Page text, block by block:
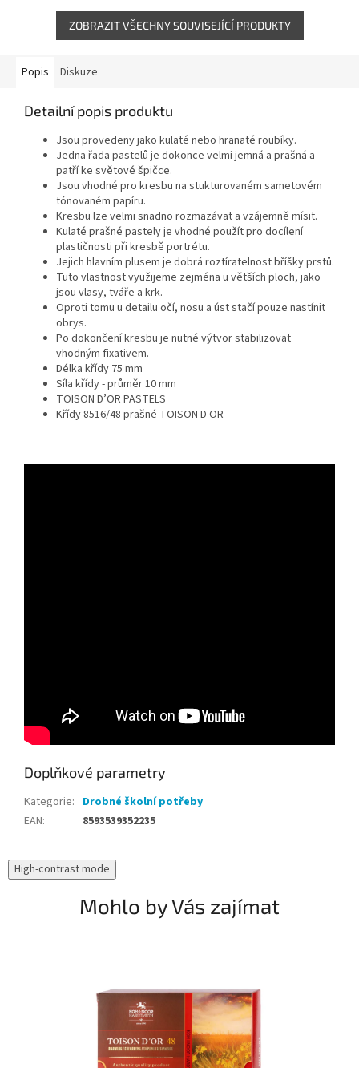
strukturovaném...
ZOBRAZIT VŠECHNY SOUVISEJÍCÍ PRODUKTY
Popis Diskuze
Detailní popis produktu
Jsou provedeny jako kulaté nebo hranaté roubíky.
Jedna řada pastelů je dokonce velmi jemná a prašná a
patří ke světové špičce.
Jsou vhodné pro kresbu na stukturovaném sametovém
tónovaném papíru.
Kresbu lze velmi snadno rozmazávat a vzájemně mísit.
Kulaté prašné pastely je vhodné použít pro docílení
plastičnosti při kresbě portrétu.
Jejich hlavním plusem je dobrá roztíratelnost bříšky prstů.
Tuto vlastnost využijeme zejména u větších ploch, jako
jsou vlasy, tváře a krk.
Oproti tomu u detailu očí, nosu a úst stačí pouze nastínit
obrys.
Po dokončení kresbu je nutné výtvor stabilizovat
vhodným fixativem.
Délka křídy 75 mm
Síla křídy - průměr 10 mm
TOISON D’OR PASTELS
Křídy 8516/48 prašné TOISON D OR
Doplňkové parametry
Kategorie: Drobné školní potřeby
EAN: 8593539352235
High-contrast mode
Mohlo by Vás zajímat